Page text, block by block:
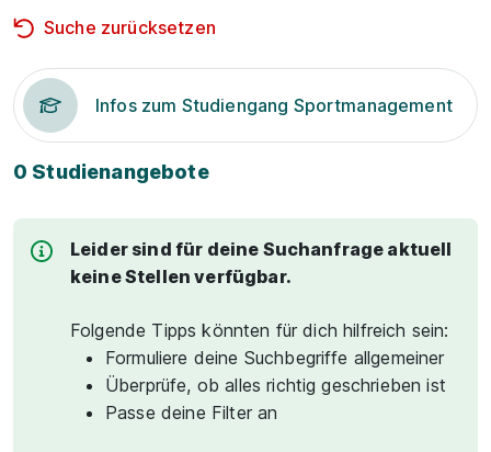
Suche zurücksetzen
Infos zum Studiengang Sportmanagement
0 Studienangebote
Leider sind für deine Suchanfrage aktuell
keine Stellen verfügbar.
Folgende Tipps könnten für dich hilfreich sein:
Formuliere deine Suchbegriffe allgemeiner
Überprüfe, ob alles richtig geschrieben ist
Passe deine Filter an